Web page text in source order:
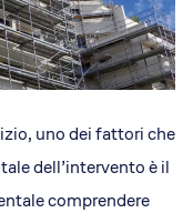
uno dei fattori che
dell’intervento è il
comprendere